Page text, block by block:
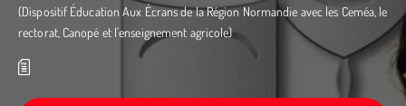
(Dispositif Éducation Aux Écrans de la Région Normandie avec les Ceméa, le
rectorat, Canopé et l'enseignement agricole)